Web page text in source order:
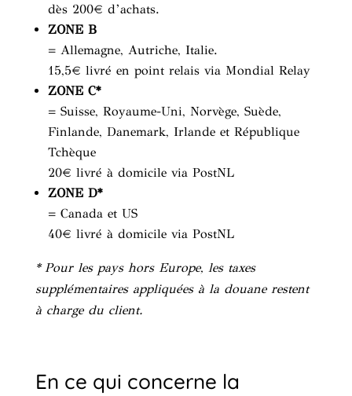
dès 200€ d’achats.
ZONE B
= Allemagne, Autriche, Italie.
15,5€ livré en point relais via Mondial Relay
ZONE C*
= Suisse, Royaume-Uni, Norvège, Suède,
Finlande, Danemark, Irlande et République
Tchèque
20€ livré à domicile via PostNL
ZONE D*
= Canada et US
40€ livré à domicile via PostNL
* Pour les pays hors Europe, les taxes
supplémentaires appliquées à la douane restent
à charge du client.
En ce qui concerne la